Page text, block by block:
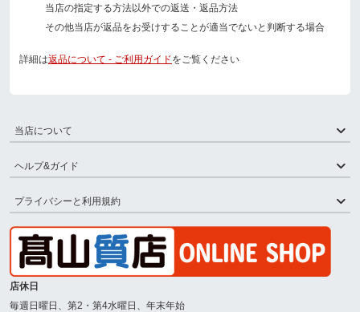
当店の指定する方法以外での返送・返品方法
その他当店が返品をお受けすることが適当でないと判断する場合
詳細は返品について - ご利用ガイドをご覧ください
当店について
ヘルプ&ガイド
プライバシーと利用規約
店休日
毎週日曜日、第2・第4水曜日、年末年始